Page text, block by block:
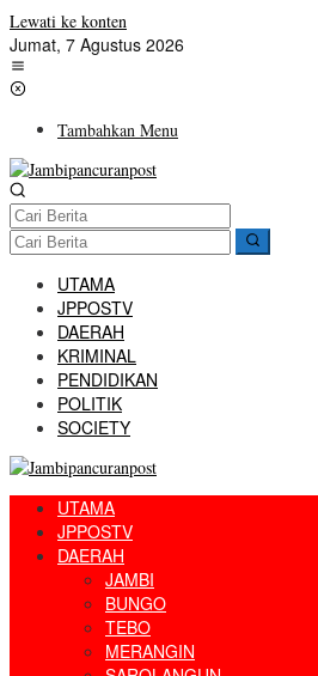
Lewati ke konten
Jumat, 7 Agustus 2026
Tambahkan Menu
UTAMA
JPPOSTV
DAERAH
KRIMINAL
PENDIDIKAN
POLITIK
SOCIETY
UTAMA
JPPOSTV
DAERAH
JAMBI
BUNGO
TEBO
MERANGIN